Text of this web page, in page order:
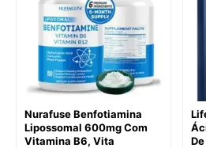
Nurafuse Benfotiamina
Lipossomal 600mg Com
Vitamina B6, Vita